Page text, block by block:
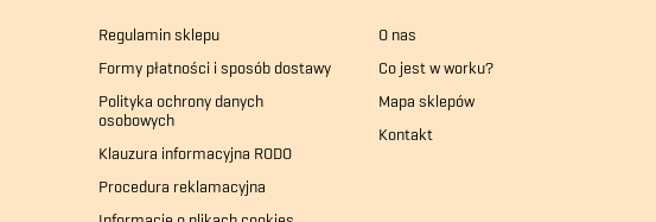
Regulamin sklepu
Formy płatności i sposób dostawy
Polityka ochrony danych
osobowych
Klauzura informacyjna RODO
Procedura reklamacyjna
O nas
Co jest w worku?
Mapa sklepów
Kontakt